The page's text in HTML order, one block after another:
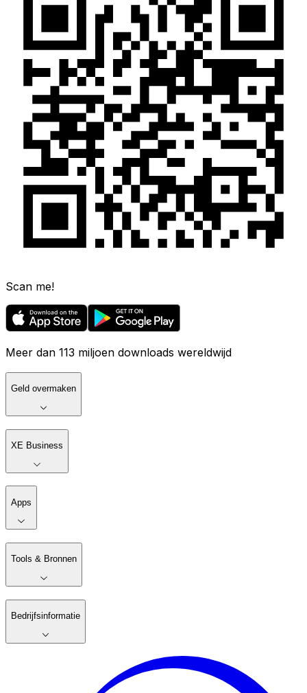
Scan me!
Meer dan 113 miljoen downloads wereldwijd
Geld overmaken
XE Business
Apps
Tools & Bronnen
Bedrijfsinformatie